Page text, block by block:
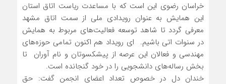
خراسان رضوی این است که با مساعدت ریاست اتاق استان
این همایش به عنوان رویدادی ملی از سمت اتاق مشهد
معرفی گردد تا شاهد توسعه فعالیت‌های مربوط به همایش
در سنوات اتی باشیم. ای رویداد هم اکنون تمامی حوزه‌های
مهندسی و فعالان این عرصه از پیشکسوتان و نام آوران تا
بخش رساله‌های دانشجویی را در خود گنجانده است.
خندان دل در خصوص تعداد اعضای انجمن گفت: حق